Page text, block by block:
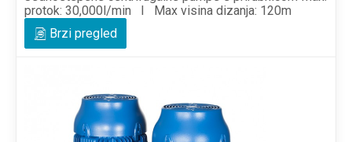
protok: 30,000l/min I Max visina dizanja: 120m
Brzi pregled